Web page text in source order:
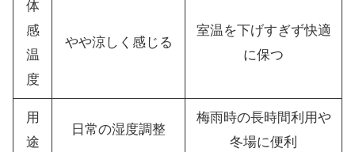
体
感
温
度
やや涼しく感じる
室温を下げすぎず快適
に保つ
用
途
日常の湿度調整
梅雨時の長時間利用や
冬場に便利